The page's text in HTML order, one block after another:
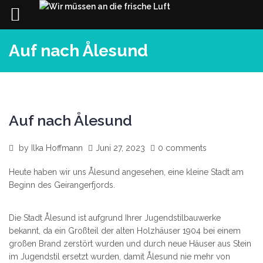
Auf nach Ålesund
Auf nach Ålesund
by Ilka Hoffmann Juni 27, 2023 0 comments
Heute haben wir uns Ålesund angesehen, eine kleine Stadt am
Beginn des Geirangerfjords.
Die Stadt Ålesund ist aufgrund Ihrer Jugendstilbauwerke
bekannt, da ein Großteil der alten Holzhäuser 1904 bei einem
großen Brand zerstört wurden und durch neue Häuser aus Stein
im Jugendstil ersetzt wurden, damit Ålesund nie mehr von